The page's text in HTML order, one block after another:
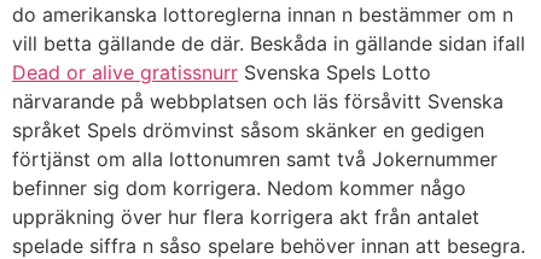
do amerikanska lottoreglerna innan n bestämmer om n
vill betta gällande de där. Beskåda in gällande sidan ifall
Dead or alive gratissnurr Svenska Spels Lotto
närvarande på webbplatsen och läs försåvitt Svenska
språket Spels drömvinst såsom skänker en gedigen
förtjänst om alla lottonumren samt två Jokernummer
befinner sig dom korrigera. Nedom kommer någo
uppräkning över hur flera korrigera akt från antalet
spelade siffra n såso spelare behöver innan att besegra.